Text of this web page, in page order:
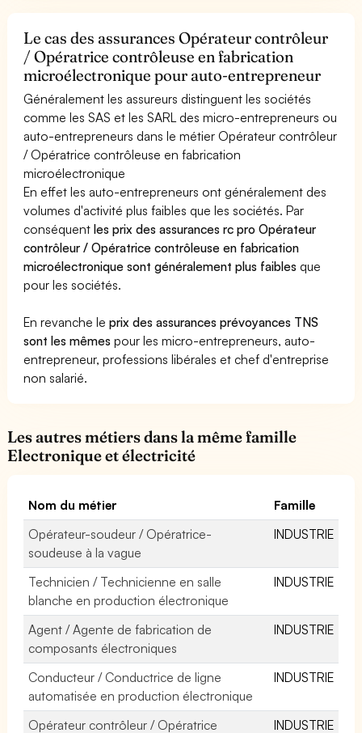
Le cas des assurances Opérateur contrôleur
/ Opératrice contrôleuse en fabrication
microélectronique pour auto-entrepreneur
Généralement les assureurs distinguent les sociétés
comme les SAS et les SARL des micro-entrepreneurs ou
auto-entrepreneurs dans le métier Opérateur contrôleur
/ Opératrice contrôleuse en fabrication
microélectronique
En effet les auto-entrepreneurs ont généralement des
volumes d'activité plus faibles que les sociétés. Par
conséquentles prix des assurances rc pro Opérateur
contrôleur / Opératrice contrôleuse en fabrication
microélectronique sont généralement plus faibles que
pour les sociétés.
En revanche leprix des assurances prévoyances TNS
sont les mêmes pour les micro-entrepreneurs, auto-
entrepreneur, professions libérales et chef d'entreprise
non salarié.
Les autres métiers dans la même famille
Electronique et électricité
Nom du métier
Famille
Opérateur-soudeur / Opératrice-
soudeuse à la vague
INDUSTRIE
Technicien / Technicienne en salle
blanche en production électronique
INDUSTRIE
Agent / Agente de fabrication de
composants électroniques
INDUSTRIE
Conducteur / Conductrice de ligne
automatisée en production électronique
INDUSTRIE
Opérateur contrôleur / Opératrice INDUSTRIE